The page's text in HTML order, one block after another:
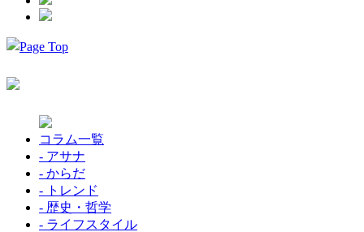
コラム一覧
- アサナ
- からだ
- トレンド
- 歴史・哲学
- ライフスタイル